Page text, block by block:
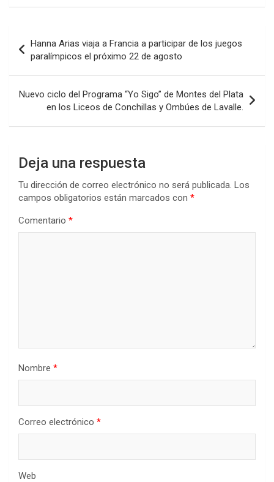
ce
o
o
k
tt
er
at
s
A
p
p
ke
dI
n
m
ar
tir
de
entradas
Hanna Arias viaja a Francia a participar de los juegos
paralímpicos el próximo 22 de agosto
Nuevo ciclo del Programa “Yo Sigo” de Montes del Plata
en los Liceos de Conchillas y Ombúes de Lavalle.
Deja una respuesta
Tu dirección de correo electrónico no será publicada. Los
campos obligatorios están marcados con *
Comentario *
Nombre *
Correo electrónico *
Web